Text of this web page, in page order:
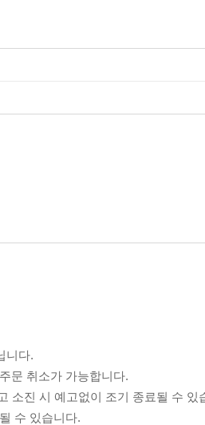
니다.
문 취소가 가능합니다.
소진 시 예고없이 조기 종료될 수 있
수 있습니다.